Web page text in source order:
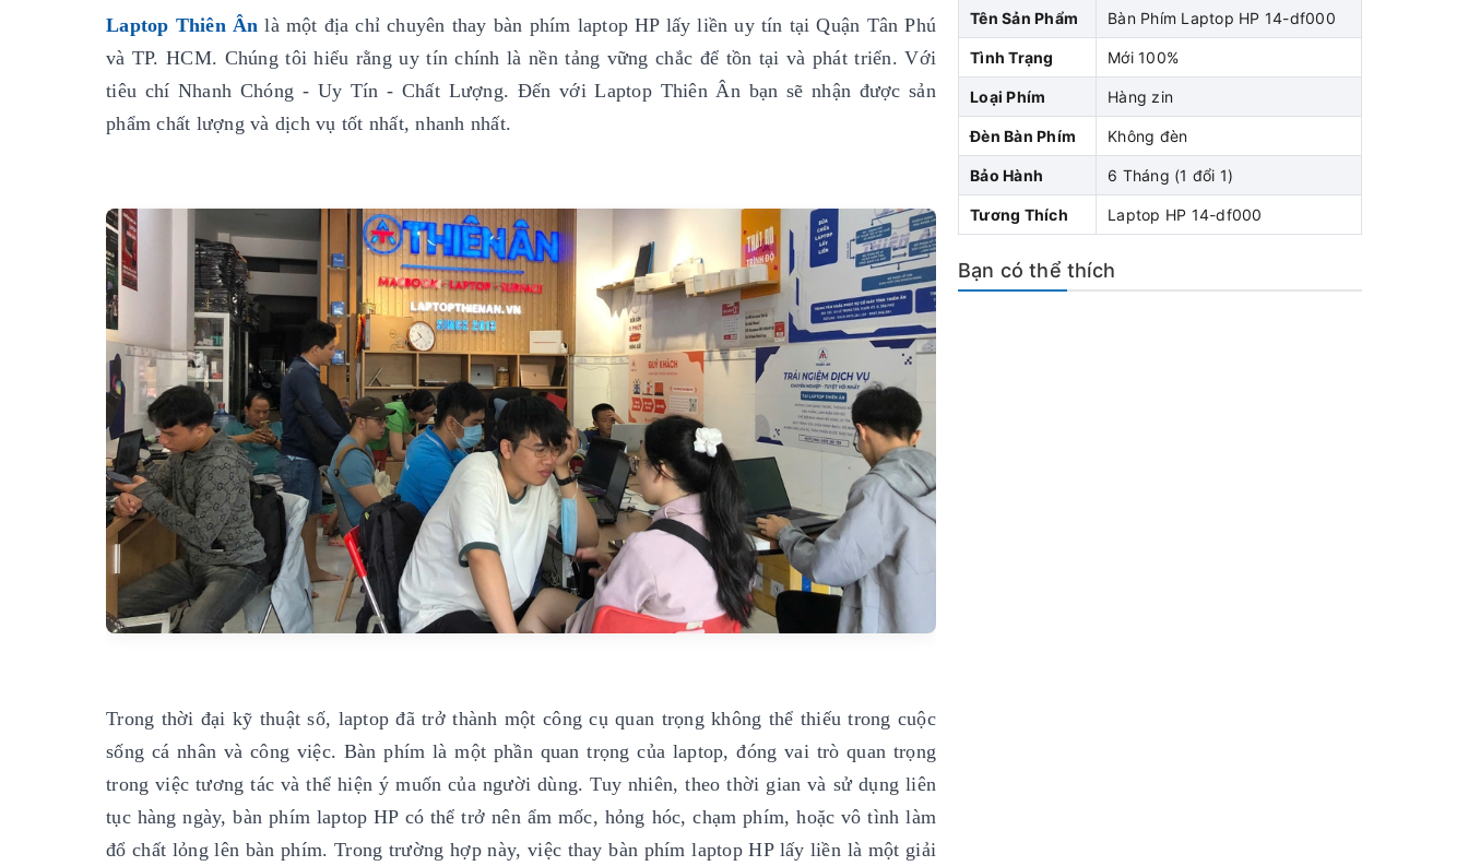
Laptop Thiên Ân là một địa chỉ chuyên thay bàn phím laptop HP lấy liền uy tín tại Quận Tân Phú
và TP. HCM. Chúng tôi hiểu rằng uy tín chính là nền tảng vững chắc để tồn tại và phát triển. Với
tiêu chí Nhanh Chóng - Uy Tín - Chất Lượng. Đến với Laptop Thiên Ân bạn sẽ nhận được sản
phẩm chất lượng và dịch vụ tốt nhất, nhanh nhất.
Trong thời đại kỹ thuật số, laptop đã trở thành một công cụ quan trọng không thể thiếu trong cuộc
sống cá nhân và công việc. Bàn phím là một phần quan trọng của laptop, đóng vai trò quan trọng
trong việc tương tác và thể hiện ý muốn của người dùng. Tuy nhiên, theo thời gian và sử dụng liên
tục hàng ngày, bàn phím laptop HP có thể trở nên ẩm mốc, hỏng hóc, chạm phím, hoặc vô tình làm
đổ chất lỏng lên bàn phím. Trong trường hợp này, việc thay bàn phím laptop HP lấy liền là một giải
Tên Sản Phẩm Bàn Phím Laptop HP 14-df000
Tình Trạng Mới 100%
Loại Phím Hàng zin
Đèn Bàn Phím Không đèn
Bảo Hành 6 Tháng (1 đổi 1)
Tương Thích Laptop HP 14-df000
Bạn có thể thích